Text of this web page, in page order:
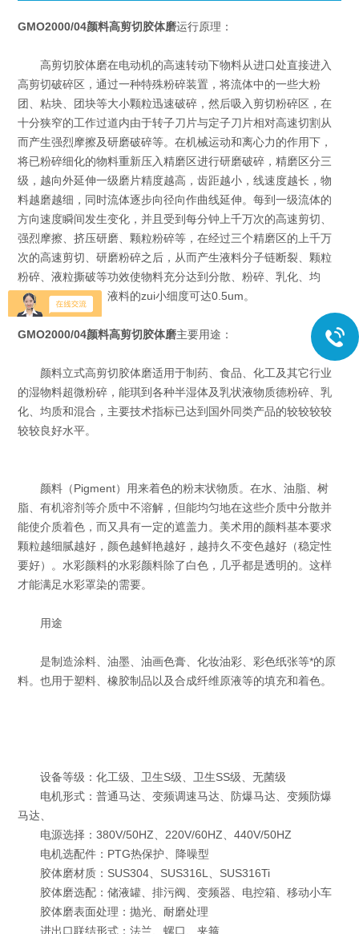
GMO2000/04颜料高剪切胶体磨运行原理：
高剪切胶体磨在电动机的高速转动下物料从进口处直接进入
高剪切破碎区，通过一种特殊粉碎装置，将流体中的一些大粉
团、粘块、团块等大小颗粒迅速破碎，然后吸入剪切粉碎区，在
十分狭窄的工作过道内由于转子刀片与定子刀片相对高速切割从
而产生强烈摩擦及研磨破碎等。在机械运动和离心力的作用下，
将已粉碎细化的物料重新压入精磨区进行研磨破碎，精磨区分三
级，越向外延伸一级磨片精度越高，齿距越小，线速度越长，物
料越磨越细，同时流体逐步向径向作曲线延伸。每到一级流体的
方向速度瞬间发生变化，并且受到每分钟上千万次的高速剪切、
强烈摩擦、挤压研磨、颗粒粉碎等，在经过三个精磨区的上千万
次的高速剪切、研磨粉碎之后，从而产生液料分子链断裂、颗粒
粉碎、液粒撕破等功效使物料充分达到分散、粉碎、乳化、均
质、细化的目的。液料的zui小细度可达0.5um。
GMO2000/04颜料高剪切胶体磨主要用途：
颜料立式高剪切胶体磨适用于制药、食品、化工及其它行业
的湿物料超微粉碎，能琪到各种半湿体及乳状液物质德粉碎、乳
化、均质和混合，主要技术指标已达到国外同类产品的较较较较
较较良好水平。
颜料（Pigment）用来着色的粉末状物质。在水、油脂、树
脂、有机溶剂等介质中不溶解，但能均匀地在这些介质中分散并
能使介质着色，而又具有一定的遮盖力。美术用的颜料基本要求
颗粒越细腻越好，颜色越鲜艳越好，越持久不变色越好（稳定性
要好）。水彩颜料的水彩颜料除了白色，几乎都是透明的。这样
才能满足水彩罩染的需要。
用途
是制造涂料、油墨、油画色膏、化妆油彩、彩色纸张等*的原
料。也用于塑料、橡胶制品以及合成纤维原液等的填充和着色。
设备等级：化工级、卫生S级、卫生SS级、无菌级
电机形式：普通马达、变频调速马达、防爆马达、变频防爆
马达、
电源选择：380V/50HZ、220V/60HZ、440V/50HZ
电机选配件：PTG热保护、降噪型
胶体磨材质：SUS304、SUS316L、SUS316Ti
胶体磨选配：储液罐、排污阀、变频器、电控箱、移动小车
胶体磨表面处理：抛光、耐磨处理
进出口联结形式：法兰、螺口、夹箍